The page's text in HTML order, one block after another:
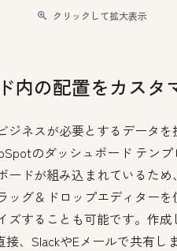
クリックして拡大表示
内の配置をカスタ
ジネスが必要とするデータ
のダッシュボード テン
ードが組み込まれているた
ッグ＆ドロップエディター
ズすることも可能です。作
、SlackやEメールで共有し